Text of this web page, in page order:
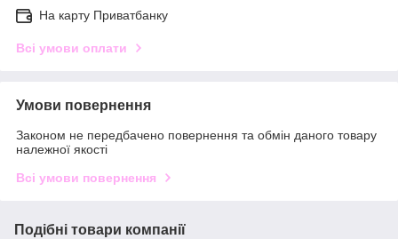
На карту Приватбанку
Всі умови оплати
Умови повернення
Законом не передбачено повернення та обмін даного товару
належної якості
Всі умови повернення
Подібні товари компанії